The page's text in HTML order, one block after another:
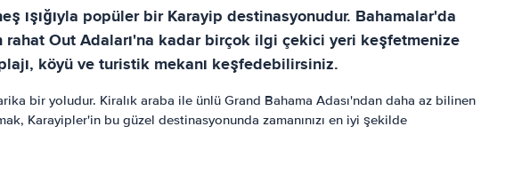
ışığıyla popüler bir Karayip destinasyonudur. Bahamalar'da
Out Adaları'na kadar birçok ilgi çekici yeri keşfetmenize
köyü ve turistik mekanı keşfedebilirsiniz.
bir yoludur. Kiralık araba ile ünlü Grand Bahama Adası'ndan daha az bilinen
Karayipler'in bu güzel destinasyonunda zamanınızı en iyi şekilde